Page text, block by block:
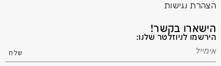
הצהרת נגישות
הישארו בקשר!
הירשמו לניוזלטר שלנו: